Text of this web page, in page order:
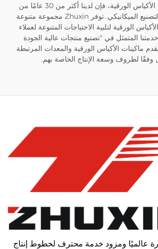
متخصصة في ماكينات الأكياس الورقية، فإن لدينا أكثر من 30 عامًا من
الخبرة في التصميم والتصنيع الميكانيكي. توفر Zhuxin مجموعة متنوعة
الورقية لتلبية الاحتياجات المتنوعة لعملاء
المتمثل في "تصنيع منتجات عالية الجودة
ماكينات الأكياس الورقية والمعدات المرتبطة
وفقًا لظروف وسعة الإنتاج الخاصة بهم.
عالميًا ومزود خدمة محترف لخطوط إنتاج